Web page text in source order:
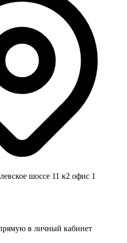
шоссе 11 к2 офис 1
в личный кабинет